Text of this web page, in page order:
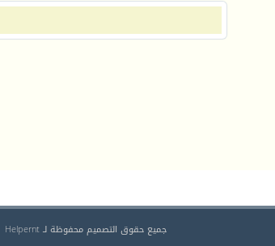
جميع حقوق التصميم محفوظة لـ Helpernt